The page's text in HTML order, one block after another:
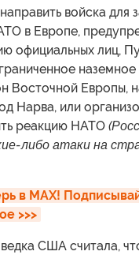
войска для
в Европе,
официальных лиц,
Восточной Европы,
Нарва, или
реакцию НАТО
либо атаки на
в MAX!
>>>
США считала,